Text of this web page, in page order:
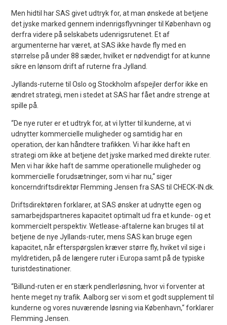
Men hidtil har SAS givet udtryk for, at man ønskede at betjene
det jyske marked gennem indenrigsflyvninger til København og
derfra videre på selskabets udenrigsrutenet. Et af
argumenterne har været, at SAS ikke havde fly med en
størrelse på under 88 sæder, hvilket er nødvendigt for at kunne
sikre en lønsom drift af ruterne fra Jylland.
Jyllands-ruterne til Oslo og Stockholm afspejler derfor ikke en
ændret strategi, men i stedet at SAS har fået andre strenge at
spille på.
“De nye ruter er et udtryk for, at vi lytter til kunderne, at vi
udnytter kommercielle muligheder og samtidig har en
operation, der kan håndtere trafikken. Vi har ikke haft en
strategi om ikke at betjene det jyske marked med direkte ruter.
Men vi har ikke haft de samme operationelle muligheder og
kommercielle forudsætninger, som vi har nu,“ siger
koncerndriftsdirektør Flemming Jensen fra SAS til CHECK-IN.dk.
Driftsdirektøren forklarer, at SAS ønsker at udnytte egen og
samarbejdspartneres kapacitet optimalt ud fra et kunde- og et
kommercielt perspektiv. Wetlease-aftalerne kan bruges til at
betjene de nye Jyllands-ruter, mens SAS kan bruge egen
kapacitet, når efterspørgslen kræver større fly, hviket vil sige i
myldretiden, på de længere ruter i Europa samt på de typiske
turistdestinationer.
“Billund-ruten er en stærk pendlerløsning, hvor vi forventer at
hente meget ny trafik. Aalborg ser vi som et godt supplement til
kunderne og vores nuværende løsning via København,“ forklarer
Flemming Jensen.